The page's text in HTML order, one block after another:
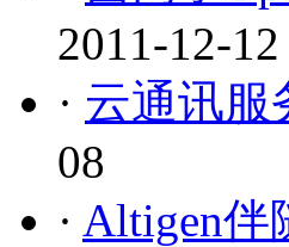
2011-12-12
· 云通讯服
08
· Altigen伴